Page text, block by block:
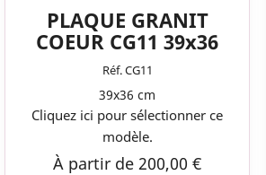
PLAQUE GRANIT
COEUR CG11 39x36
Réf. CG11
39x36 cm
Cliquez ici pour sélectionner ce
modèle.
À partir de 200,00 €